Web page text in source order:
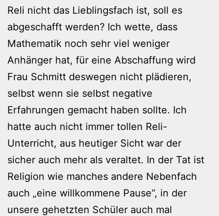
Reli nicht das Lieblingsfach ist, soll es
abgeschafft werden? Ich wette, dass
Mathematik noch sehr viel weniger
Anhänger hat, für eine Abschaffung wird
Frau Schmitt deswegen nicht plädieren,
selbst wenn sie selbst negative
Erfahrungen gemacht haben sollte. Ich
hatte auch nicht immer tollen Reli-
Unterricht, aus heutiger Sicht war der
sicher auch mehr als veraltet. In der Tat ist
Religion wie manches andere Nebenfach
auch „eine willkommene Pause“, in der
unsere gehetzten Schüler auch mal